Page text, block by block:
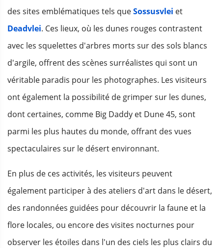
des sites emblématiques tels queSossusvlei et
Deadvlei. Ces lieux, où les dunes rouges contrastent
avec les squelettes d'arbres morts sur des sols blancs
d'argile, offrent des scènes surréalistes qui sont un
véritable paradis pour les photographes. Les visiteurs
ont également la possibilité de grimper sur les dunes,
dont certaines, comme Big Daddy et Dune 45, sont
parmi les plus hautes du monde, offrant des vues
spectaculaires sur le désert environnant.
En plus de ces activités, les visiteurs peuvent
également participer à des ateliers d'art dans le désert,
des randonnées guidées pour découvrir la faune et la
flore locales, ou encore des visites nocturnes pour
observer les étoiles dans l'un des ciels les plus clairs du